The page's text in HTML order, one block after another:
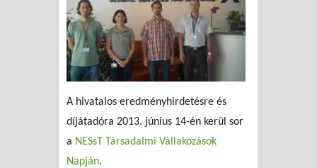
A hivatalos eredményhirdetésre és
díjátadóra 2013. június 14-én kerül sor
a NESsT Társadalmi Vállakozások
Napján.